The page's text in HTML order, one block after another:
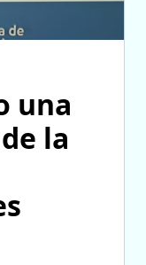
una
la